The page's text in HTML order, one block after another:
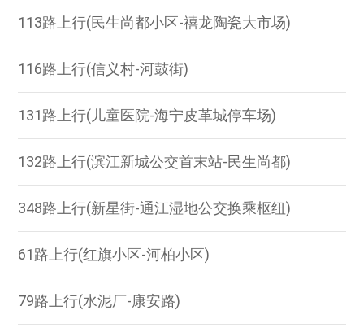
113路上行(民生尚都小区-禧龙陶瓷大市场)
116路上行(信义村-河鼓街)
131路上行(儿童医院-海宁皮革城停车场)
132路上行(滨江新城公交首末站-民生尚都)
348路上行(新星街-通江湿地公交换乘枢纽)
61路上行(红旗小区-河柏小区)
79路上行(水泥厂-康安路)